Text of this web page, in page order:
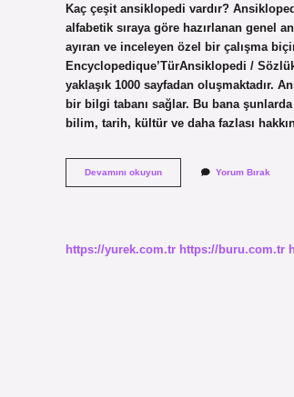
Kaç çeşit ansiklopedi vardır?
alfabetik sıraya göre hazırlanan genel
ayıran ve inceleyen özel bir çalışma
Encyclopedique’TürAnsiklopedi /
yaklaşık 1000 sayfadan oluşmaktadır.
bir bilgi tabanı sağlar. Bu bana
bilim, tarih, kültür ve daha fazlası
Devamını okuyunEn
Iyi
Yorum Bırak
https://yurek.com.tr https://buru.com.tr